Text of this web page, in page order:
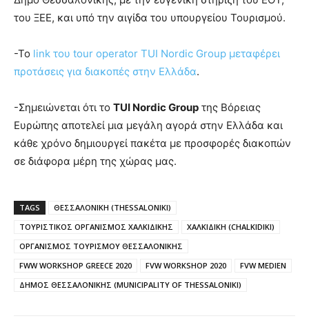
του ΞΕΕ, και υπό την αιγίδα του υπουργείου Τουρισμού.
-Το link του tour operator TUI Nordic Group μεταφέρει
προτάσεις για διακοπές στην Ελλάδα.
-Σημειώνεται ότι το TUI Nordic Group της Βόρειας
Ευρώπης αποτελεί μια μεγάλη αγορά στην Ελλάδα και
κάθε χρόνο δημιουργεί πακέτα με προσφορές διακοπών
σε διάφορα μέρη της χώρας μας.
TAGS
ΘΕΣΣΑΛΟΝΙΚΗ (THESSALONIKI)
ΤΟΥΡΙΣΤΙΚΟΣ ΟΡΓΑΝΙΣΜΟΣ ΧΑΛΚΙΔΙΚΗΣ
ΧΑΛΚΙΔΙΚΗ (CHALKIDIKI)
ΟΡΓΑΝΙΣΜΟΣ ΤΟΥΡΙΣΜΟΥ ΘΕΣΣΑΛΟΝΙΚΗΣ
FWW WORKSHOP GREECE 2020
FVW WORKSHOP 2020
FVW MEDIEN
ΔΗΜΟΣ ΘΕΣΣΑΛΟΝΙΚΗΣ (MUNICIPALITY OF THESSALONIKI)